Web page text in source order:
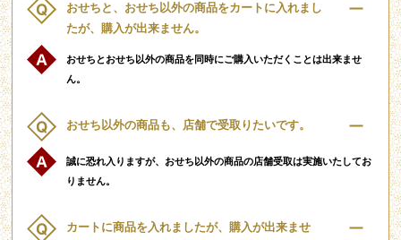
おせちと、おせち以外の商品をカートに入れまし
たが、購入が出来ません。
おせちとおせち以外の商品を同時にご購入いただくことは出来ませ
ん。
おせち以外の商品も、店舗で受取りたいです。
誠に恐れ入りますが、おせち以外の商品の店舗受取は実施いたしてお
りません。
カートに商品を入れましたが、購入が出来ませ